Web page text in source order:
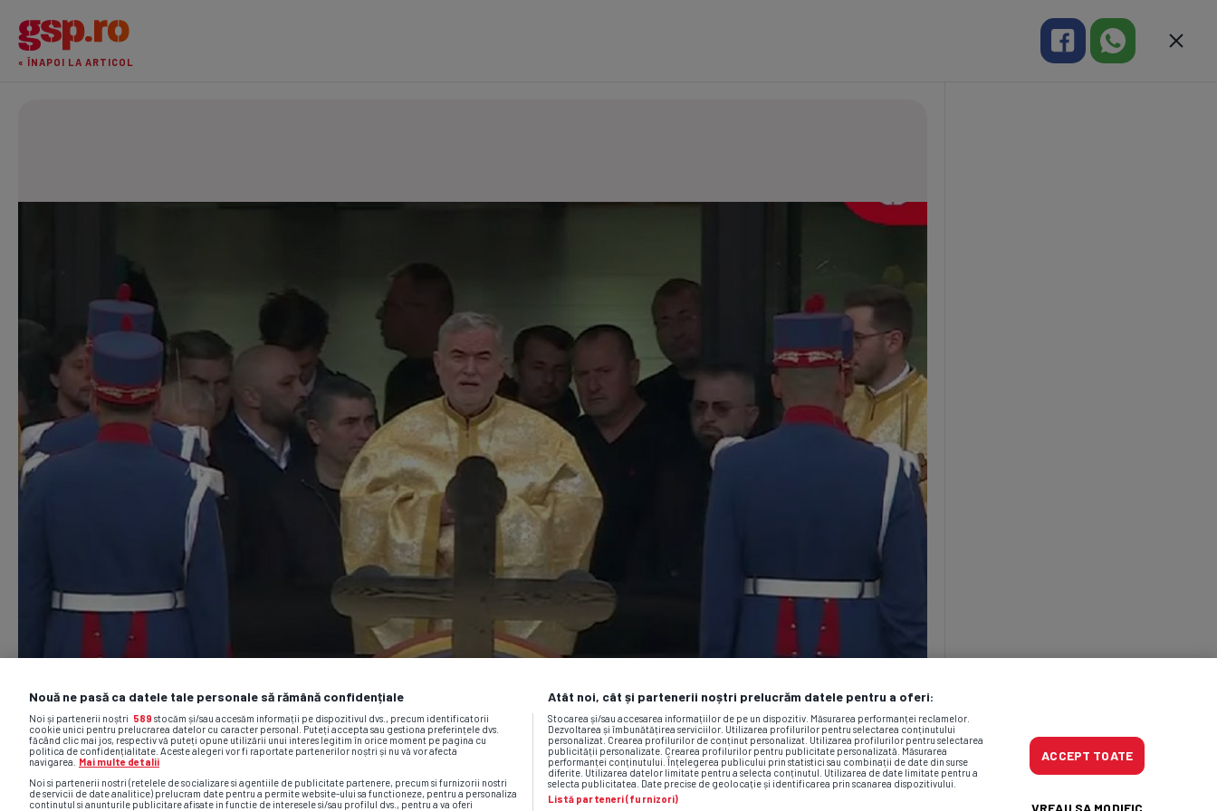
« ÎNAPOI LA ARTICOL
Nouă ne pasă ca datele tale personale să rămână confidențiale
Noi și partenerii noștri 589 stocăm și/sau accesăm informații pe dispozitivul dvs., precum identificatorii
cookie unici pentru prelucrarea datelor cu caracter personal. Puteți accepta sau gestiona preferințele dvs.
făcând clic mai jos, respectiv vă puteți opune utilizării unui interes legitim în orice moment pe pagina cu
politica de confidențialitate. Aceste alegeri vor fi raportate partenerilor noștri și nu vă vor afecta
navigarea.
Mai multe detalii
Noi si partenerii nostri (retelele de socializare si agentiile de publicitate partenere, precum si furnizorii nostri
de servicii de date analitice) prelucram date pentru a permite website-ului sa functioneze, pentru a personaliza
continutul si anunturile publicitare afisate in functie de interesele si/sau profilul dvs., pentru a va oferi
Atât noi, cât și partenerii noștri prelucrăm datele pentru a oferi:
Stocarea și/sau accesarea informațiilor de pe un dispozitiv. Măsurarea performanței reclamelor.
Dezvoltarea și îmbunătățirea serviciilor. Utilizarea profilurilor pentru selectarea conținutului
personalizat. Crearea profilurilor de conținut personalizat. Utilizarea profilurilor pentru selectarea
publicității personalizate. Crearea profilurilor pentru publicitate personalizată. Măsurarea
performanței conținutului. Înțelegerea publicului prin statistici sau combinații de date din surse
diferite. Utilizarea datelor limitate pentru a selecta conținutul. Utilizarea de date limitate pentru a
selecta publicitatea. Date precise de geolocație și identificarea prin scanarea dispozitivului.
Listă parteneri (furnizori)
ACCEPT TOATE
VREAU SA MODIFIC